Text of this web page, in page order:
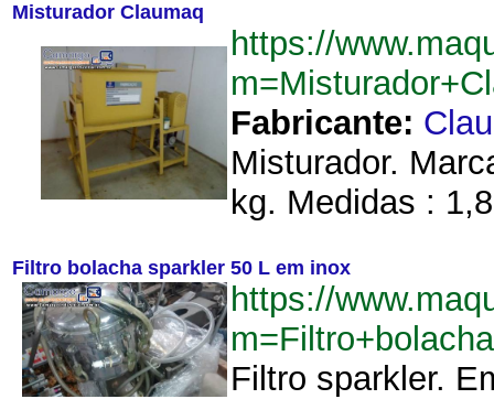
Misturador Claumaq
https://
Fabricante:
Misturador.
kg. Medidas :
Filtro bolacha sparkler 50 L em inox
https://
Filtro sparkler.